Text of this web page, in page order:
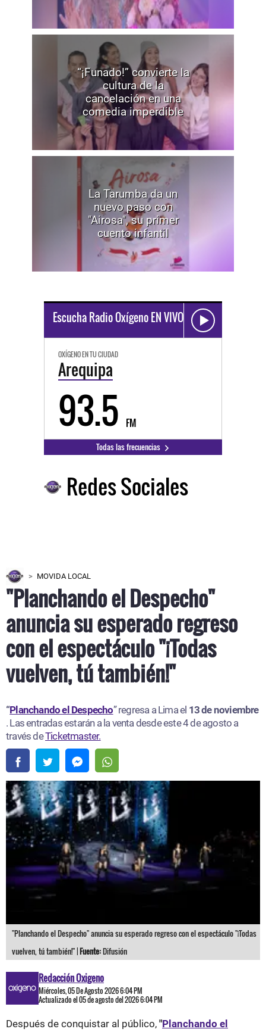
“¡Funado!” convierte la
cultura de la
cancelación en una
comedia imperdible
La Tarumba da un
nuevo paso con
"Airosa", su primer
cuento infantil
Escucha Radio Oxígeno EN VIVO
OXÍGENO EN TU CIUDAD
Arequipa
93.5 FM
Todas las frecuencias
Redes Sociales
MOVIDA LOCAL
"Planchando el Despecho"
anuncia su esperado regreso
con el espectáculo "¡Todas
vuelven, tú también!"
“Planchando el Despecho” regresa a Lima el 13 de noviembre
. Las entradas estarán a la venta desde este 4 de agosto a
través deTicketmaster.
"Planchando el Despecho" anuncia su esperado regreso con el espectáculo "¡Todas
vuelven, tú también!" |Fuente:Difusión
Redacción Oxigeno
Miércoles, 05 De Agosto 2026 6:04 PM
Actualizado el 05 de agosto del 2026 6:04 PM
Después de conquistar al público, "Planchando el